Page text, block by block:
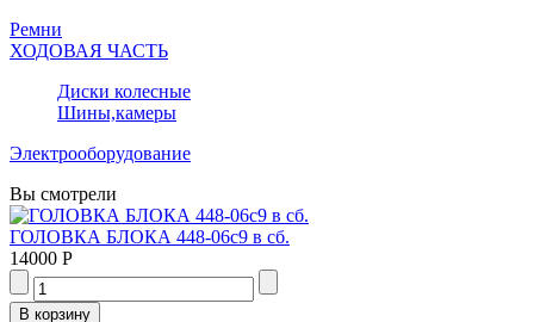
Ремни
ХОДОВАЯ ЧАСТЬ
Диски колесные
Шины,камеры
Электрооборудование
Вы смотрели
ГОЛОВКА БЛОКА 448-06с9 в сб.
14000 Р